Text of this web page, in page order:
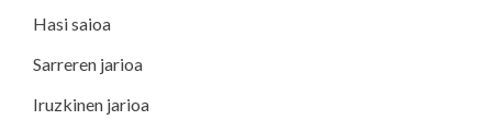
Hasi saioa
Sarreren jarioa
Iruzkinen jarioa